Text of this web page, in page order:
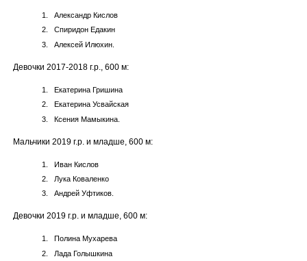
Александр Кислов
Спиридон Едакин
Алексей Илюхин.
Девочки 2017-2018 г.р., 600 м:
Екатерина Гришина
Екатерина Усвайская
Ксения Мамыкина.
Мальчики 2019 г.р. и младше, 600 м:
Иван Кислов
Лука Коваленко
Андрей Уфтиков.
Девочки 2019 г.р. и младше, 600 м:
Полина Мухарева
Лада Голышкина